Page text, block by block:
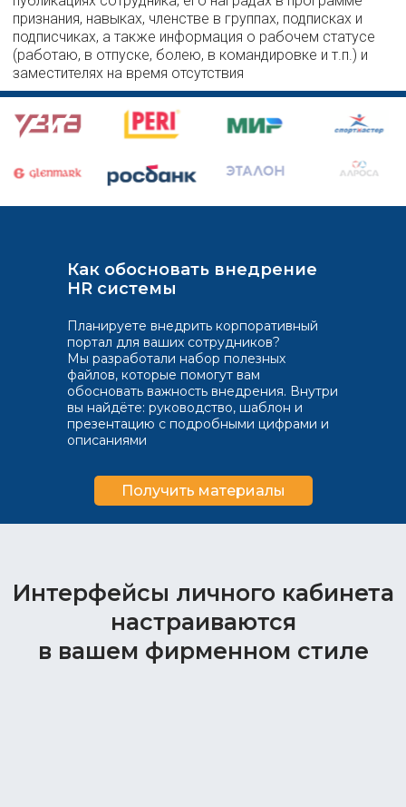
признания, навыках, членстве в группах, подписках и
подписчиках, а также информация о рабочем статусе
(работаю, в отпуске, болею, в командировке и т.п.) и
заместителях на время отсутствия
Как обосновать внедрение
HR системы
Планируете внедрить корпоративный
портал для ваших сотрудников?
Мы разработали набор полезных
файлов, которые помогут вам
обосновать важность внедрения. Внутри
вы найдёте: руководство, шаблон и
презентацию с подробными цифрами и
описаниями
Получить материалы
Интерфейсы личного кабинета
настраиваются
в вашем фирменном стиле